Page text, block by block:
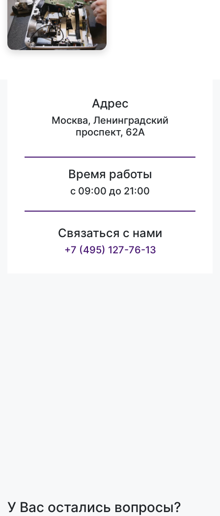
Адрес
Москва, Ленинградский
проспект, 62А
Время работы
c 09:00 до 21:00
Связаться с нами
+7 (495) 127-76-13
У Вас остались вопросы?